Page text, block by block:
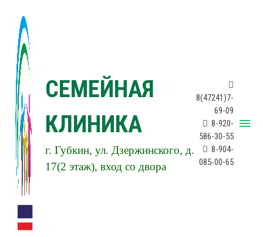
СЕМЕЙНАЯ
КЛИНИКА
г. Губкин, ул. Дзержинского, д.
17(2 этаж), вход со двора
8(47241)7-
69-09
8-920-
586-30-55
8-904-
085-00-65
menu